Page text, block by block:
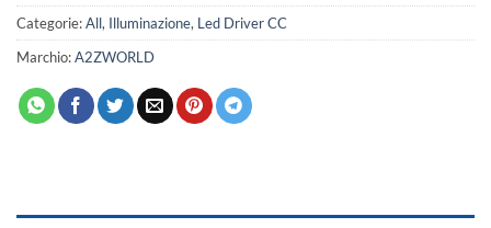
Categorie:All, Illuminazione, Led Driver CC
Marchio:A2ZWORLD